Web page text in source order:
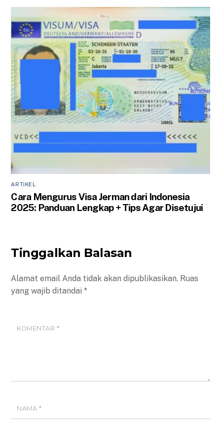
ARTIKEL
Cara Mengurus Visa Jerman dari Indonesia
2025: Panduan Lengkap + Tips Agar Disetujui
Tinggalkan Balasan
Alamat email Anda tidak akan dipublikasikan. Ruas
yang wajib ditandai*
KOMENTAR*
NAMA *